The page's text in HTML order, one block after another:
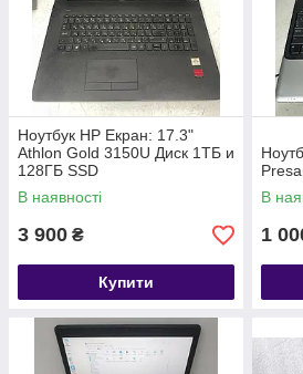
Ноутбук HP Екран: 17.3"
Athlon Gold 3150U Диск 1ТБ и
128ГБ SSD
В наявності
3 900 ₴
Купити
В
1